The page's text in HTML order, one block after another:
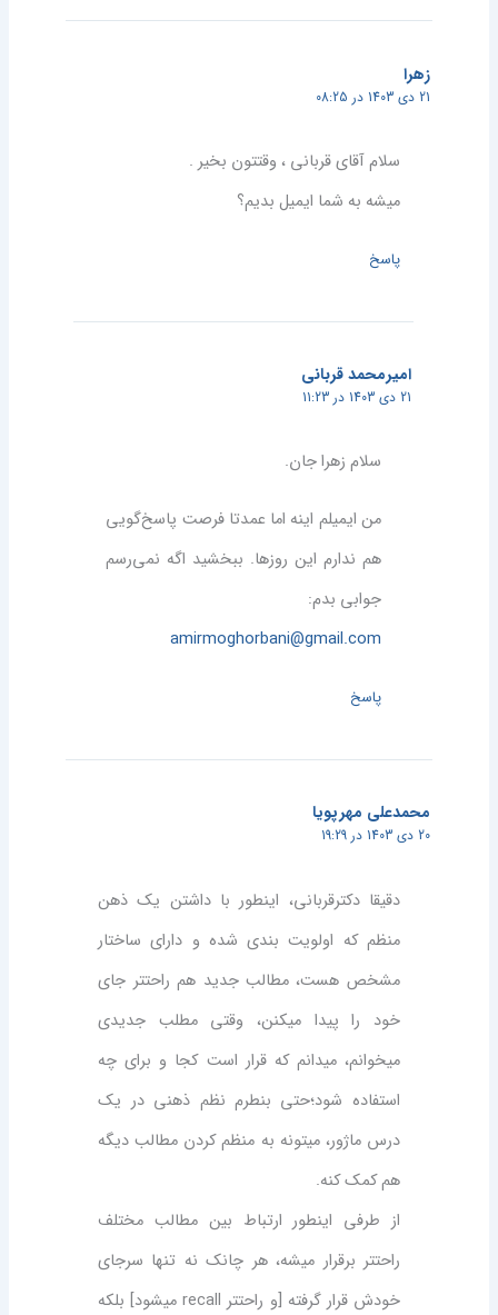
زهرا
21 دی 1403 در 08:25
سلام آقای قربانی ، وقتتون بخیر .
میشه به شما ایمیل بدیم؟
پاسخ
امیرمحمد قربانی
21 دی 1403 در 11:23
سلام زهرا جان.
من ایمیلم اینه اما عمدتا فرصت پاسخ‌گویی
هم ندارم این روزها. ببخشید اگه نمی‌رسم
جوابی بدم:
amirmoghorbani@gmail.com
پاسخ
محمدعلی مهرپویا
20 دی 1403 در 19:29
دقیقا دکترقربانی، اینطور با داشتن یک ذهن
منظم که اولویت بندی شده و دارای ساختار
مشخص هست، مطالب جدید هم راحتتر جای
خود را پیدا میکنن، وقتی مطلب جدیدی
میخوانم، میدانم که قرار است کجا و برای چه
استفاده شود؛حتی بنطرم نظم ذهنی در یک
درس ماژور، میتونه به منظم کردن مطالب دیگه
هم کمک کنه.
از طرفی اینطور ارتباط بین مطالب مختلف
راحتتر برقرار میشه، هر چانک نه تنها سرجای
خودش قرار گرفته [و راحتتر recall میشود] بلکه